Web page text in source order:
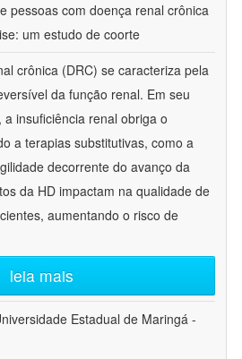
pessoas com doença renal crônica
um estudo de coorte
crônica (DRC) se caracteriza pela
da função renal. Em seu
insuficiência renal obriga o
a terapias substitutivas, como a
decorrente do avanço da
da HD impactam na qualidade de
aumentando o risco de
leia mais
Estadual de Maringá -